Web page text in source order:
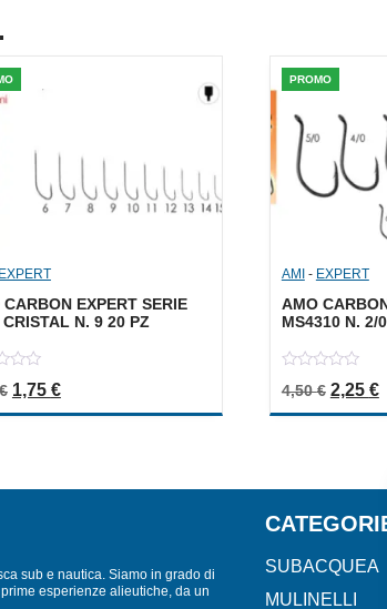
EXPERT
EXPERT SERIE
CRISTAL N. 9 20 PZ
Il prezzo originale era: 3,50 €.
1,75 €Il prezzo attuale è: 1,75 €.
PROMO
AMI - EXPERT
AMO
MS4310 N. 2/
out
4,50€ Il
2,25 €
sub e nautica. Siamo in grado di
esperienze alieutiche, da un
SUBACQUEA
MULINELLI